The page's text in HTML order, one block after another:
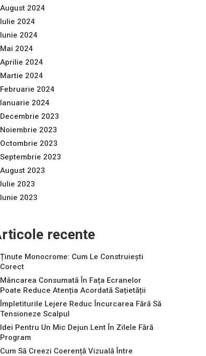
August 2024
Iulie 2024
Iunie 2024
Mai 2024
Aprilie 2024
Martie 2024
Februarie 2024
Ianuarie 2024
Decembrie 2023
Noiembrie 2023
Octombrie 2023
Septembrie 2023
August 2023
Iulie 2023
Iunie 2023
recente
Ținute Monocrome: Cum Le Construiești
Corect
Mâncarea Consumată În Fața Ecranelor
Poate Reduce Atenția Acordată Sațietății
Împletiturile Lejere Reduc Încurcarea Fără Să
Tensioneze Scalpul
Idei Pentru Un Mic Dejun Lent În Zilele Fără
Program
Cum Să Creezi Coerență Vizuală Între